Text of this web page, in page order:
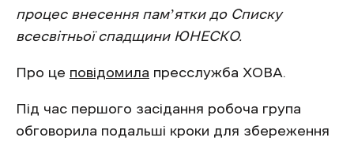
процес внесення памʼятки до Списку
всесвітньої спадщини ЮНЕСКО.
Про це повідомила пресслужба ХОВА.
Під час першого засідання робоча група
обговорила подальші кроки для збереження